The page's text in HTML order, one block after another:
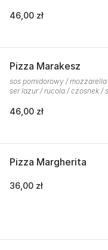
46,00 zł
Pizza Marakesz
sos pomidorowy /
ser lazur / rucola / czosnek /
46,00 zł
Pizza Margherita
36,00 zł